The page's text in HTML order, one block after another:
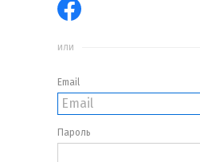
или
Email
Пароль